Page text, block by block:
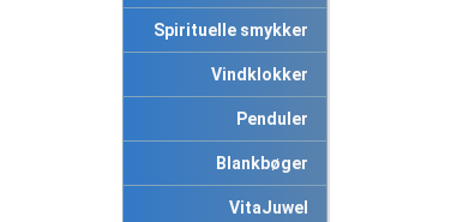
Spirituelle smykker
Vindklokker
Penduler
Blankbøger
VitaJuwel